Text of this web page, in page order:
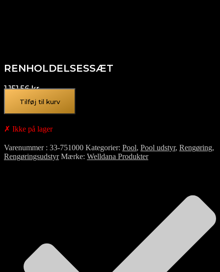
RENHOLDELSESSÆT
1.151,56kr.
Tilføj til kurv
✗ Ikke på lager
Varenummer 33-751000 Kategorier Pool, Pool udstyr, Rengøring,
Rengøringsudstyr Mærke Welldana Produkter